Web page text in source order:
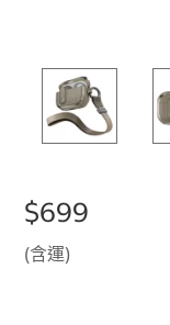
$699
(含運)